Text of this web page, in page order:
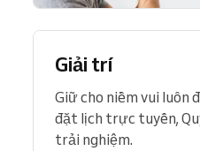
Giải trí
Giữ cho niềm vui luôn
đặt lịch trực tuyến,
trải nghiệm.